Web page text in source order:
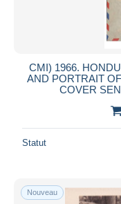
CMI) 1966.
AND PORTRAIT
COVER
Statut
Nouveau